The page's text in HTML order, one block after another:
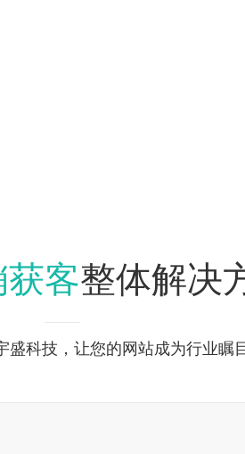
客整体解决
科技，让您的网站成为行业瞩